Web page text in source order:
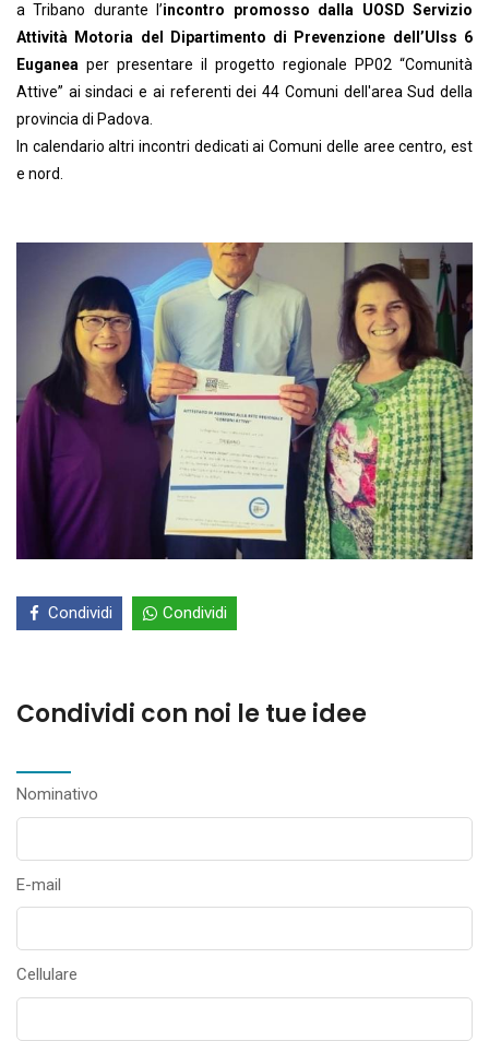
a Tribano durante l’incontro promosso dalla UOSD Servizio
Attività Motoria del Dipartimento di Prevenzione dell’Ulss 6
Euganea per presentare il progetto regionale PP02 “Comunità
Attive” ai sindaci e ai referenti dei 44 Comuni dell'area Sud della
provincia di Padova.
In calendario altri incontri dedicati ai Comuni delle aree centro, est
e nord.
Condividi Condividi
Condividi con noi le tue idee
Nominativo
E-mail
Cellulare